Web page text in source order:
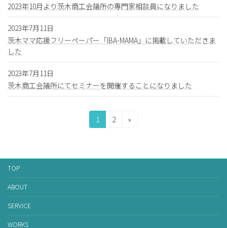
2023年10月より茨木商工会議所の専門家相談員になりました
2023年7月11日
茨木ママ応援フリーペーパー「IBA-MAMA」に掲載していただきま
した
2023年7月11日
茨木商工会議所にてセミナーを開催することになりました
ペ
ー
ジ
送
固
定
ジ
1
固
ジ
2 »
TOP
ABOUT
SERVICE
WORKS